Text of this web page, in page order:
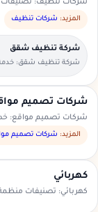
شركات تنظيف: تصنيفات
المزيد: شركات تنظيف
شركة تنظيف شقق
شركة تنظيف شقق:
تواصل مباشر ومعاينة
شركات تصميم
شركات تصميم مواقع:
السعودية.
المزيد: شركات تصميم
كهربائي
كهربائي: تصنيفات